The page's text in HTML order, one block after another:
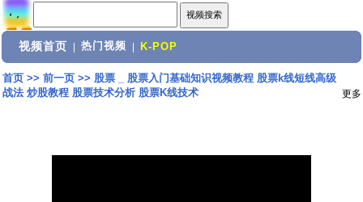
视频首页 热门视频 K-POP
首页>> 前一页>> 股票 _ 股票入门基础知识视频教程 股票k线短线高级
战法 炒股教程 股票技术分析 股票K线技术
更多